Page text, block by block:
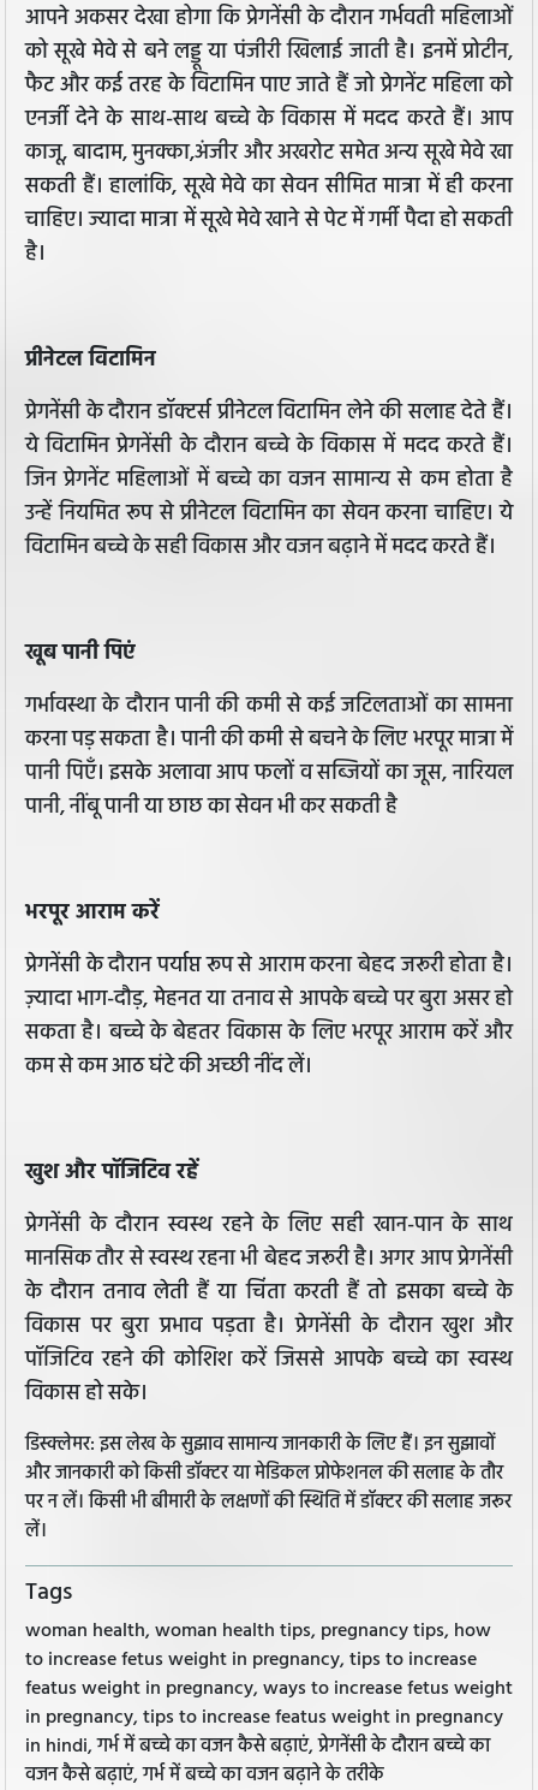
आपने अकसर देखा होगा कि प्रेगनेंसी के दौरान गर्भवती महिलाओं
को सूखे मेवे से बने लड्डू या पंजीरी खिलाई जाती है। इनमें प्रोटीन,
फैट और कई तरह के विटामिन पाए जाते हैं जो प्रेगनेंट महिला को
एनर्जी देने के साथ-साथ बच्चे के विकास में मदद करते हैं। आप
काजू, बादाम, मुनक्का,अंजीर और अखरोट समेत अन्य सूखे मेवे खा
सकती हैं। हालांकि, सूखे मेवे का सेवन सीमित मात्रा में ही करना
चाहिए। ज्यादा मात्रा में सूखे मेवे खाने से पेट में गर्मी पैदा हो सकती
है।
प्रीनेटल विटामिन
प्रेगनेंसी के दौरान डॉक्टर्स प्रीनेटल विटामिन लेने की सलाह देते हैं।
ये विटामिन प्रेगनेंसी के दौरान बच्चे के विकास में मदद करते हैं।
जिन प्रेगनेंट महिलाओं में बच्चे का वजन सामान्य से कम होता है
उन्हें नियमित रूप से प्रीनेटल विटामिन का सेवन करना चाहिए। ये
विटामिन बच्चे के सही विकास और वजन बढ़ाने में मदद करते हैं।
खूब पानी पिएं
गर्भावस्था के दौरान पानी की कमी से कई जटिलताओं का सामना
करना पड़ सकता है। पानी की कमी से बचने के लिए भरपूर मात्रा में
पानी पिएँ। इसके अलावा आप फलों व सब्जियों का जूस, नारियल
पानी, नींबू पानी या छाछ का सेवन भी कर सकती है
भरपूर आराम करें
प्रेगनेंसी के दौरान पर्याप्त रूप से आराम करना बेहद जरूरी होता है।
ज़्यादा भाग-दौड़, मेहनत या तनाव से आपके बच्चे पर बुरा असर हो
सकता है। बच्चे के बेहतर विकास के लिए भरपूर आराम करें और
कम से कम आठ घंटे की अच्छी नींद लें।
खुश और पॉजिटिव रहें
प्रेगनेंसी के दौरान स्वस्थ रहने के लिए सही खान-पान के साथ
मानसिक तौर से स्वस्थ रहना भी बेहद जरूरी है। अगर आप प्रेगनेंसी
के दौरान तनाव लेती हैं या चिंता करती हैं तो इसका बच्चे के
विकास पर बुरा प्रभाव पड़ता है। प्रेगनेंसी के दौरान खुश और
पॉजिटिव रहने की कोशिश करें जिससे आपके बच्चे का स्वस्थ
विकास हो सके।
डिस्क्लेमर: इस लेख के सुझाव सामान्य जानकारी के लिए हैं। इन सुझावों
और जानकारी को किसी डॉक्टर या मेडिकल प्रोफेशनल की सलाह के तौर
पर न लें। किसी भी बीमारी के लक्षणों की स्थिति में डॉक्टर की सलाह जरूर
लें।
Tags
woman health, woman health tips, pregnancy tips, how
to increase fetus weight in pregnancy, tips to increase
featus weight in pregnancy, ways to increase fetus weight
in pregnancy, tips to increase featus weight in pregnancy
in hindi, गर्भ में बच्चे का वजन कैसे बढ़ाएं, प्रेगनेंसी के दौरान बच्चे का
वजन कैसे बढ़ाएं, गर्भ में बच्चे का वजन बढ़ाने के तरीके